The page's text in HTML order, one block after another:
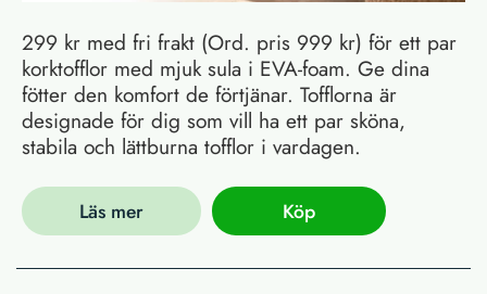
299 kr med fri frakt (Ord. pris 999 kr) för ett par
korktofflor med mjuk sula i EVA-foam. Ge dina
fötter den komfort de förtjänar. Tofflorna är
designade för dig som vill ha ett par sköna,
stabila och lättburna tofflor i vardagen.
Läs mer Köp